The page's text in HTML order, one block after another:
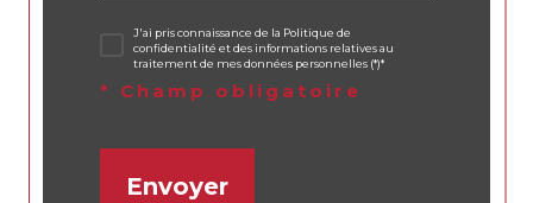
J'ai pris connaissance de la Politique de
confidentialité et des informations relatives au
traitement de mes données personnelles (*)*
* Champ obligatoire
Envoyer